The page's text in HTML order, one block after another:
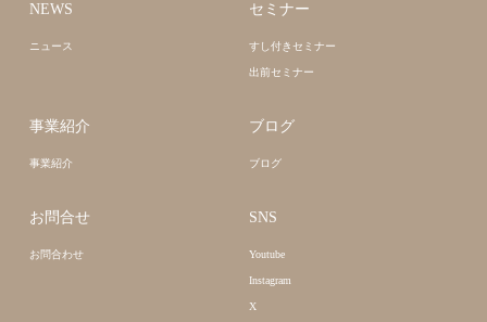
NEWS
ニュース
セミナー
すし付きセミナー
出前セミナー
事業紹介
事業紹介
ブログ
ブログ
お問合せ
お問合わせ
SNS
Youtube
Instagram
X